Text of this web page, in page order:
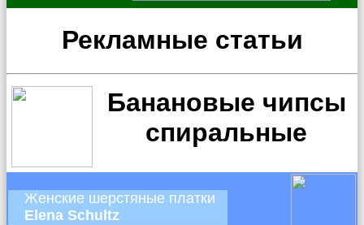
Рекламные статьи
Банановые чипсы
спиральные
Женские шерстяные платки
Elena Schultz